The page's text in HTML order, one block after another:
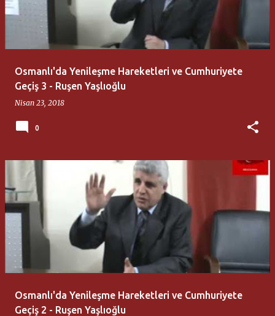
Osmanlı'da Yenileşme Hareketleri ve Cumhuriyete
Geçiş 3 - Ruşen Yaşlıoğlu
Nisan 23, 2018
0
Osmanlı'da Yenileşme Hareketleri ve Cumhuriyete
Geçiş 2 - Ruşen Yaşlıoğlu